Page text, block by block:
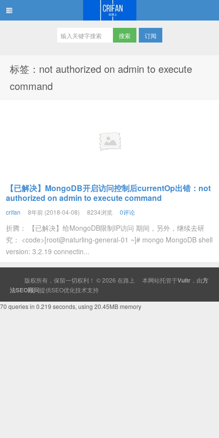
订阅
标签：not authorized on admin to execute
command
【已解决】MongoDB开启访问控制后currentOp出错：not
authorized on admin to execute command
crifan 8年前 (2018-04-08) 8234浏览 0评论
折腾： 【已解决】给MongoDB限制IP访问 期间，另外，继续去研
究： <code>[root@naturling-general-01 ~]# mongo MongoDB shell
version: 3.2.19 connectin...
版权所有，保留一切权利！ © 2026 在路上 本网站托管于Vultr ，由方
法SEO顾问提供SEO优化技术支持
70 queries in 0.219 seconds, using 20.45MB memory